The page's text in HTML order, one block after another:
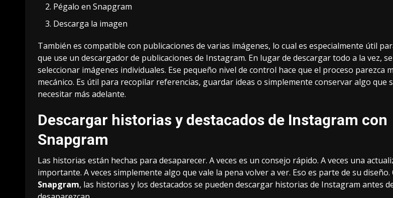
Pégalo en Snapgram
Descarga la imagen
También es compatible con publicaciones de varias imágenes, lo cual es especialmente útil
que use un descargador de publicaciones de Instagram. En lugar de descargar todo a la vez,
seleccionar imágenes individuales. Ese pequeño nivel de control hace que el proceso parezca
mecánico. Es útil para recopilar referencias, guardar ideas o simplemente conservar algo que
necesitar más adelante.
Descargar historias y destacados de Instagram con
Snapgram
Las historias están hechas para desaparecer. A veces es un consejo rápido. A veces una
importante. A veces simplemente algo que vale la pena volver a ver. Eso es parte de su diseño.
Snapgram, las historias y los destacados se pueden descargar historias de Instagram antes